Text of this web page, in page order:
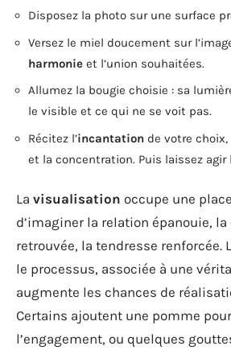
Disposez la photo sur une surface
Versez le miel doucement sur
harmonie et l’union souhaitées.
Allumez la bougie choisie : sa
le visible et ce qui ne se voit pas.
Récitez l’incantation de votre
et la concentration. Puis laissez agir
La visualisation occupe une
d’imaginer la relation épanouie,
retrouvée, la tendresse renforcée.
le processus, associée à une
augmente les chances de
Certains ajoutent une pomme
l’engagement, ou quelques